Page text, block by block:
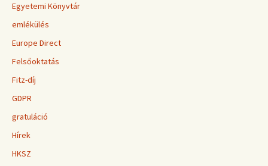
Egyetemi Könyvtár
emlékülés
Europe Direct
Felsőoktatás
Fitz-díj
GDPR
gratuláció
Hírek
HKSZ